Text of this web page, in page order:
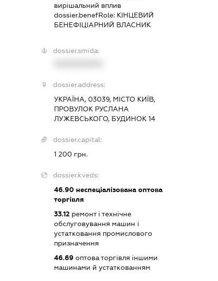
вирішальний вплив
dossier.benefRole: КІНЦЕВИЙ
БЕНЕФІЦІАРНИЙ ВЛАСНИК
dossier.smida:
dossier.address:
УКРАЇНА, 03039, МІСТО КИЇВ,
ПРОВУЛОК РУСЛАНА
ЛУЖЕВСЬКОГО, БУДИНОК 14
dossier.capital:
1 200 грн.
dossier.kveds:
46.90неспеціалізована оптова
торгівля
33.12ремонт і технічне
обслуговування машин і
устатковання промислового
призначення
46.69оптова торгівля іншими
машинами й устаткованням